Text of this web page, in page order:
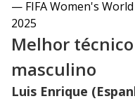
— FIFA Women's World
2025
Melhor
masculino
Luis Enrique